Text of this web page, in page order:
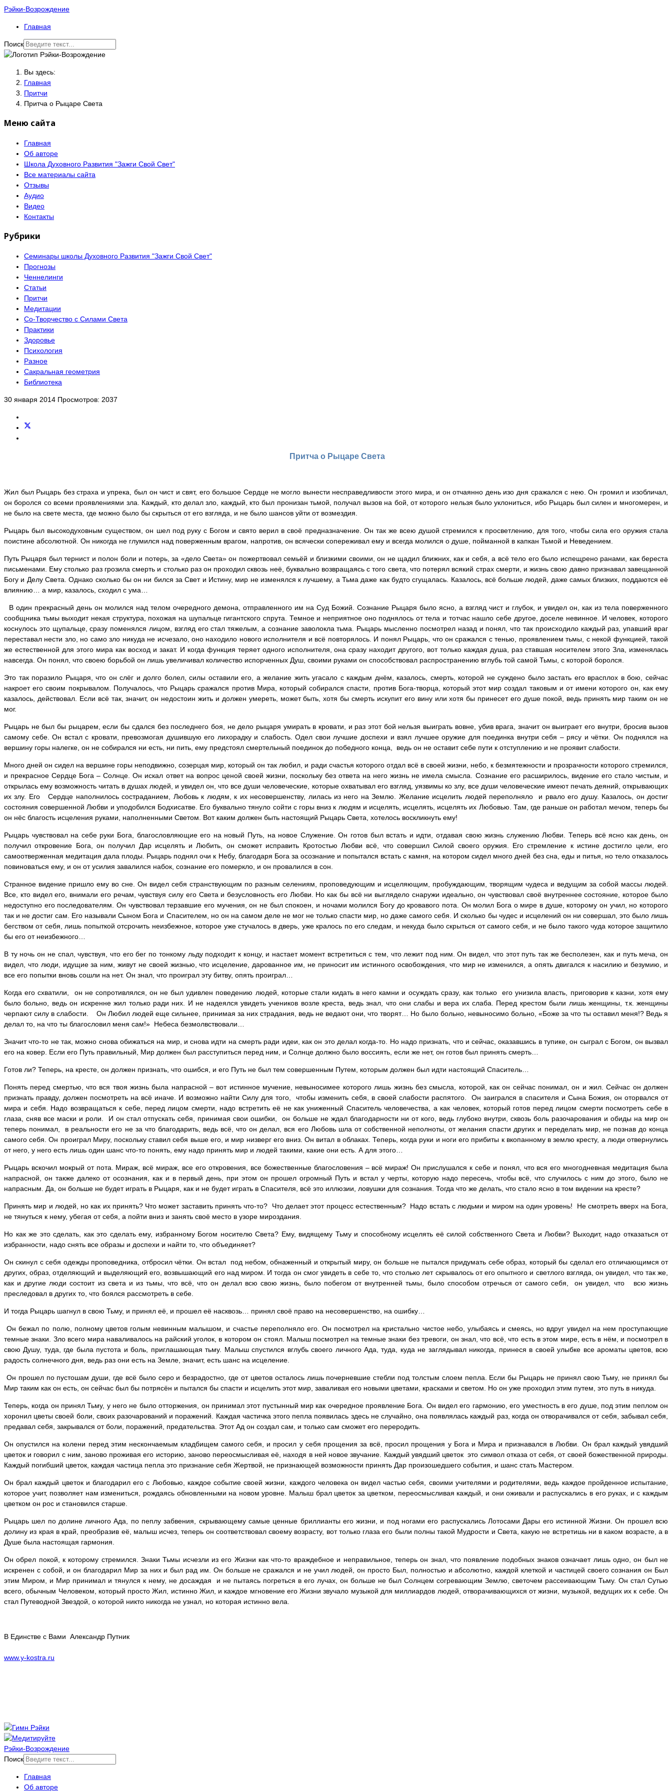
Рэйки-Возрождение
Главная
Поиск
Вы здесь:
Главная
Притчи
Притча о Рыцаре Света
Меню сайта
Главная
Об авторе
Школа Духовного Развития "Зажги Свой Свет"
Все материалы сайта
Отзывы
Аудио
Видео
Контакты
Рубрики
Семинары школы Духовного Развития "Зажги Свой Свет"
Прогнозы
Ченнелинги
Статьи
Притчи
Медитации
Со-Творчество с Силами Света
Практики
Здоровье
Психология
Разное
Сакральная геометрия
Библиотека
30 января 2014 Просмотров: 2037
Притча о Рыцаре Света
Жил был Рыцарь без страха и упрека, был он чист и свят, его большое Сердце не могло вынести несправедливости этого мира, и он отчаянно день изо дня сражался с нею. Он громил и изобличал,
он боролся со всеми проявлениями зла. Каждый, кто делал зло, каждый, кто был пронизан тьмой, получал вызов на бой, от которого нельзя было уклониться, ибо Рыцарь был силен и многомерен, и
не было на свете места, где можно было бы скрыться от его взгляда, и не было шансов уйти от возмездия.
Рыцарь был высокодуховным существом, он шел под руку с Богом и свято верил в своё предназначение. Он так же всею душой стремился к просветлению, для того, чтобы сила его оружия стала
поистине абсолютной. Он никогда не глумился над поверженным врагом, напротив, он всячески сопереживал ему и всегда молился о душе, пойманной в капкан Тьмой и Неведением.
Путь Рыцаря был тернист и полон боли и потерь, за «дело Света» он пожертвовал семьёй и близкими своими, он не щадил ближних, как и себя, а всё тело его было испещрено ранами, как береста
письменами. Ему столько раз грозила смерть и столько раз он проходил сквозь неё, буквально возвращаясь с того света, что потерял всякий страх смерти, и жизнь свою давно признавал завещанной
Богу и Делу Света. Однако сколько бы он ни бился за Свет и Истину, мир не изменялся к лучшему, а Тьма даже как будто сгущалась. Казалось, всё больше людей, даже самых близких, поддаются её
влиянию… а мир, казалось, сходил с ума…
В один прекрасный день он молился над телом очередного демона, отправленного им на Суд Божий. Сознание Рыцаря было ясно, а взгляд чист и глубок, и увидел он, как из тела поверженного
сообщника тьмы выходит некая структура, похожая на шупальце гигантского спрута. Темное и неприятное оно поднялось от тела и тотчас нашло себе другое, доселе невинное. И человек, которого
коснулось это щупальце, сразу поменялся лицом, взгляд его стал тяжелым, а сознание заволокла тьма. Рыцарь мысленно посмотрел назад и понял, что так происходило каждый раз, упавший враг
переставал нести зло, но само зло никуда не исчезало, оно находило нового исполнителя и всё повторялось. И понял Рыцарь, что он сражался с тенью, проявлением тьмы, с некой функцией, такой
же естественной для этого мира как восход и закат. И когда функция теряет одного исполнителя, она сразу находит другого, вот только каждая душа, раз ставшая носителем этого Зла, изменялась
навсегда. Он понял, что своею борьбой он лишь увеличивал количество испорченных Душ, своими руками он способствовал распространению вглубь той самой Тьмы, с которой боролся.
Это так поразило Рыцаря, что он слёг и долго болел, силы оставили его, а желание жить угасало с каждым днём, казалось, смерть, которой не суждено было застать его врасплох в бою, сейчас
накроет его своим покрывалом. Получалось, что Рыцарь сражался против Мира, который собирался спасти, против Бога-творца, который этот мир создал таковым и от имени которого он, как ему
казалось, действовал. Если всё так, значит, он недостоин жить и должен умереть, может быть, хотя бы смерть искупит его вину или хотя бы принесет его душе покой, ведь принять мир таким он не
мог.
Рыцарь не был бы рыцарем, если бы сдался без последнего боя, не дело рыцаря умирать в кровати, и раз этот бой нельзя выиграть вовне, убив врага, значит он выиграет его внутри, бросив вызов
самому себе. Он встал с кровати, превозмогая душившую его лихорадку и слабость. Одел свои лучшие доспехи и взял лучшее оружие для поединка внутри себя – рясу и чётки. Он поднялся на
вершину горы налегке, он не собирался ни есть, ни пить, ему предстоял смертельный поединок до победного конца, ведь он не оставит себе пути к отступлению и не проявит слабости.
Много дней он сидел на вершине горы неподвижно, созерцая мир, который он так любил, и ради счастья которого отдал всё в своей жизни, небо, к безмятежности и прозрачности которого стремился,
и прекрасное Сердце Бога – Солнце. Он искал ответ на вопрос ценой своей жизни, поскольку без ответа на него жизнь не имела смысла. Сознание его расширилось, видение его стало чистым, и
открылась ему возможность читать в душах людей, и увидел он, что все души человеческие, которые охватывал его взгляд, уязвимы ко злу, все души человеческие имеют печать деяний, открывающих
их злу. Его Сердце наполнилось состраданием, Любовь к людям, к их несовершенству, лилась из него на Землю. Желание исцелить людей переполняло и рвало его душу. Казалось, он достиг
состояния совершенной Любви и уподобился Бодхисатве. Его буквально тянуло сойти с горы вниз к людям и исцелять, исцелять, исцелять их Любовью. Там, где раньше он работал мечом, теперь бы
он нёс благость исцеления руками, наполненными Светом. Вот каким должен быть настоящий Рыцарь Света, хотелось воскликнуть ему!
Рыцарь чувствовал на себе руки Бога, благословляющие его на новый Путь, на новое Служение. Он готов был встать и идти, отдавая свою жизнь служению Любви. Теперь всё ясно как день, он
получил откровение Бога, он получил Дар исцелять и Любить, он сможет исправить Кротостью Любви всё, что совершил Силой своего оружия. Его стремление к истине достигло цели, его
самоотверженная медитация дала плоды. Рыцарь поднял очи к Небу, благодаря Бога за осознание и попытался встать с камня, на котором сидел много дней без сна, еды и питья, но тело отказалось
повиноваться ему, и он от усилия завалился набок, сознание его померкло, и он провалился в сон.
Странное видение пришло ему во сне. Он видел себя странствующим по разным селениям, проповедующим и исцеляющим, пробуждающим, творящим чудеса и ведущим за собой массы людей.
Все, кто видел его, внимали его речам, чувствуя силу его Света и безусловность его Любви. Но как бы всё ни выглядело снаружи идеально, он чувствовал своё внутреннее состояние, которое было
недоступно его последователям. Он чувствовал терзавшие его мучения, он не был спокоен, и ночами молился Богу до кровавого пота. Он молил Бога о мире в душе, которому он учил, но которого
так и не достиг сам. Его называли Сыном Бога и Спасителем, но он на самом деле не мог не только спасти мир, но даже самого себя. И сколько бы чудес и исцелений он ни совершал, это было лишь
бегством от себя, лишь попыткой отсрочить неизбежное, которое уже стучалось в дверь, уже кралось по его следам, и некуда было скрыться от самого себя, и не было такого чуда которое защитило
бы его от неизбежного…
В ту ночь он не спал, чувствуя, что его бег по тонкому льду подходит к концу, и настает момент встретиться с тем, что лежит под ним. Он видел, что этот путь так же бесполезен, как и путь меча, он
видел, что люди, идущие за ним, живут не своей жизнью, что исцеление, дарованное им, не приносит им истинного освобождения, что мир не изменился, а опять двигался к насилию и безумию, и
все его попытки вновь сошли на нет. Он знал, что проиграл эту битву, опять проиграл…
Когда его схватили, он не сопротивлялся, он не был удивлен поведению людей, которые стали кидать в него камни и осуждать сразу, как только его унизила власть, приговорив к казни, хотя ему
было больно, ведь он искренне жил только ради них. И не надеялся увидеть учеников возле креста, ведь знал, что они слабы и вера их слаба. Перед крестом были лишь женщины, т.к. женщины
черпают силу в слабости. Он Любил людей еще сильнее, принимая за них страдания, ведь не ведают они, что творят… Но было больно, невыносимо больно, «Боже за что ты оставил меня!? Ведь я
делал то, на что ты благословил меня сам!» Небеса безмолвствовали…
Значит что-то не так, можно снова обижаться на мир, и снова идти на смерть ради идеи, как он это делал когда-то. Но надо признать, что и сейчас, оказавшись в тупике, он сыграл с Богом, он вызвал
его на ковер. Если его Путь правильный, Мир должен был расступиться перед ним, и Солнце должно было воссиять, если же нет, он готов был принять смерть…
Готов ли? Теперь, на кресте, он должен признать, что ошибся, и его Путь не был тем совершенным Путем, которым должен был идти настоящий Спаситель…
Понять перед смертью, что вся твоя жизнь была напрасной – вот истинное мучение, невыносимее которого лишь жизнь без смысла, которой, как он сейчас понимал, он и жил. Сейчас он должен
признать правду, должен посмотреть на всё иначе. И возможно найти Силу для того, чтобы изменить себя, в своей слабости распятого. Он заигрался в спасителя и Сына Божия, он оторвался от
мира и себя. Надо возвращаться к себе, перед лицом смерти, надо встретить её не как униженный Спаситель человечества, а как человек, который готов перед лицом смерти посмотреть себе в
глаза, сняв все маски и роли. И он стал отпускать себя, принимая свои ошибки, он больше не ждал благодарности ни от кого, ведь глубоко внутри, сквозь боль разочарования и обиды на мир он
теперь понимал, в реальности его не за что благодарить, ведь всё, что он делал, вся его Любовь шла от собственной неполноты, от желания спасти других и переделать мир, не познав до конца
самого себя. Он проиграл Миру, поскольку ставил себя выше его, и мир низверг его вниз. Он витал в облаках. Теперь, когда руки и ноги его прибиты к вкопанному в землю кресту, а люди отвернулись
от него, у него есть лишь один шанс что-то понять, ему надо принять мир и людей такими, какие они есть. А для этого…
Рыцарь вскочил мокрый от пота. Мираж, всё мираж, все его откровения, все божественные благословения – всё мираж! Он прислушался к себе и понял, что вся его многодневная медитация была
напрасной, он также далеко от осознания, как и в первый день, при этом он прошел огромный Путь и встал у черты, которую надо пересечь, чтобы всё, что случилось с ним до этого, было не
напрасным. Да, он больше не будет играть в Рыцаря, как и не будет играть в Спасителя, всё это иллюзии, ловушки для сознания. Тогда что же делать, что стало ясно в том видении на кресте?
Принять мир и людей, но как их принять? Что может заставить принять что-то? Что делает этот процесс естественным? Надо встать с людьми и миром на один уровень! Не смотреть вверх на Бога,
не тянуться к нему, убегая от себя, а пойти вниз и занять своё место в узоре мироздания.
Но как же это сделать, как это сделать ему, избранному Богом носителю Света? Ему, видящему Тьму и способному исцелять её силой собственного Света и Любви? Выходит, надо отказаться от
избранности, надо снять все образы и доспехи и найти то, что объединяет?
Он скинул с себя одежды проповедника, отбросил чётки. Он встал под небом, обнаженный и открытый миру, он больше не пытался придумать себе образ, который бы сделал его отличающимся от
других, образ, отделяющий и выделяющий его, возвышающий его над миром. И тогда он смог увидеть в себе то, что столько лет скрывалось от его опытного и светлого взгляда, он увидел, что так же,
как и другие люди состоит из света и из тьмы, что всё, что он делал всю свою жизнь, было побегом от внутренней тьмы, было способом отречься от самого себя, он увидел, что всю жизнь
преследовал в других то, что боялся рассмотреть в себе.
И тогда Рыцарь шагнул в свою Тьму, и принял её, и прошел её насквозь… принял своё право на несовершенство, на ошибку…
Он бежал по полю, полному цветов голым невинным малышом, и счастье переполняло его. Он посмотрел на кристально чистое небо, улыбаясь и смеясь, но вдруг увидел на нем проступающие
темные знаки. Зло всего мира наваливалось на райский уголок, в котором он стоял. Малыш посмотрел на темные знаки без тревоги, он знал, что всё, что есть в этом мире, есть в нём, и посмотрел в
свою Душу, туда, где была пустота и боль, приглашающая тьму. Малыш спустился вглубь своего личного Ада, туда, куда не заглядывал никогда, принеся в своей улыбке все ароматы цветов, всю
радость солнечного дня, ведь раз они есть на Земле, значит, есть шанс на исцеление.
Он прошел по пустошам души, где всё было серо и безрадостно, где от цветов осталось лишь почерневшие стебли под толстым слоем пепла. Если бы Рыцарь не принял свою Тьму, не принял бы
Мир таким как он есть, он сейчас был бы потрясён и пытался бы спасти и исцелить этот мир, заваливая его новыми цветами, красками и светом. Но он уже проходил этим путем, это путь в никуда.
Теперь, когда он принял Тьму, у него не было отторжения, он принимал этот пустынный мир как очередное проявление Бога. Он видел его гармонию, его уместность в его душе, под этим пеплом он
хоронил цветы своей боли, своих разочарований и поражений. Каждая частичка этого пепла появилась здесь не случайно, она появлялась каждый раз, когда он отворачивался от себя, забывал себя,
предавал себя, закрывался от боли, поражений, предательства. Этот Ад он создал сам, и только сам сможет его переродить.
Он опустился на колени перед этим нескончаемым кладбищем самого себя, и просил у себя прощения за всё, просил прощения у Бога и Мира и признавался в Любви. Он брал каждый увядший
цветок и говорил с ним, заново проживая его историю, заново переосмысливая её, находя в ней новое звучание. Каждый увядший цветок это символ отказа от себя, от своей божественной природы.
Каждый погибший цветок, каждая частица пепла это признание себя Жертвой, не признающей возможности принять Дар произошедшего события, и шанс стать Мастером.
Он брал каждый цветок и благодарил его с Любовью, каждое событие своей жизни, каждого человека он видел частью себя, своими учителями и родителями, ведь каждое пройденное испытание,
которое учит, позволяет нам измениться, рождаясь обновленными на новом уровне. Малыш брал цветок за цветком, переосмысливая каждый, и они оживали и распускались в его руках, и с каждым
цветком он рос и становился старше.
Рыцарь шел по долине личного Ада, по пеплу забвения, скрывающему самые ценные бриллианты его жизни, и под ногами его распускались Лотосами Дары его истинной Жизни. Он прошел всю
долину из края в край, преобразив её, малыш исчез, теперь он соответствовал своему возрасту, вот только глаза его были полны такой Мудрости и Света, какую не встретишь ни в каком возрасте, а в
Душе была настоящая гармония.
Он обрел покой, к которому стремился. Знаки Тьмы исчезли из его Жизни как что-то враждебное и неправильное, теперь он знал, что появление подобных знаков означает лишь одно, он был не
искренен с собой, и он благодарил Мир за них и был рад им. Он больше не сражался и не учил людей, он просто Был, полностью и абсолютно, каждой клеткой и частицей своего сознания он Был
этим Миром, и Мир принимал и тянулся к нему, не досаждая и не пытаясь погреться в его лучах, он больше не был Солнцем согревающим Землю, светочем рассеивающим Тьму. Он стал Сутью
всего, обычным Человеком, который просто Жил, истинно Жил, и каждое мгновение его Жизни звучало музыкой для миллиардов людей, отворачивающихся от жизни, музыкой, ведущих их к себе. Он
стал Путеводной Звездой, о которой никто никогда не узнал, но которая истинно вела.
В Единстве с Вами Александр Путник
www.y-kostra.ru
Рэйки-Возрождение
Поиск
Главная
Об авторе